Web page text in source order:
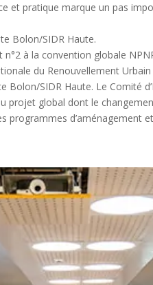
et pratique marque un pas
Bolon/SIDR Haute.
à la convention globale
du Renouvellement
SIDR Haute. Le Comité
projet global dont le
programmes d’aménagement